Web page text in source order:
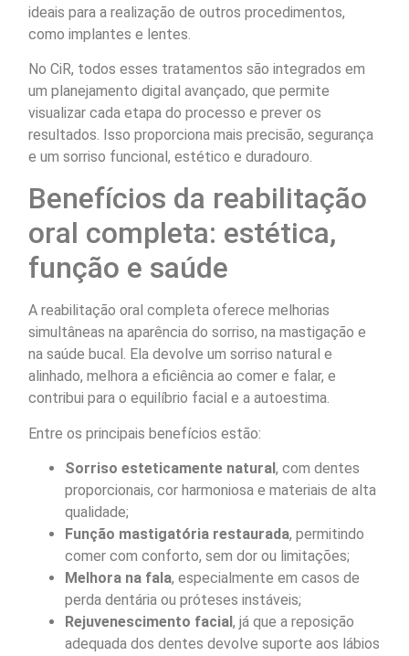
ideais para a realização de outros procedimentos,
como implantes e lentes.
No CiR, todos esses tratamentos são integrados em
um planejamento digital avançado, que permite
visualizar cada etapa do processo e prever os
resultados. Isso proporciona mais precisão, segurança
e um sorriso funcional, estético e duradouro.
Benefícios da reabilitação
oral completa: estética,
função e saúde
A reabilitação oral completa oferece melhorias
simultâneas na aparência do sorriso, na mastigação e
na saúde bucal. Ela devolve um sorriso natural e
alinhado, melhora a eficiência ao comer e falar, e
contribui para o equilíbrio facial e a autoestima.
Entre os principais benefícios estão:
Sorriso esteticamente natural, com dentes
proporcionais, cor harmoniosa e materiais de alta
qualidade;
Função mastigatória restaurada, permitindo
comer com conforto, sem dor ou limitações;
Melhora na fala, especialmente em casos de
perda dentária ou próteses instáveis;
Rejuvenescimento facial, já que a reposição
adequada dos dentes devolve suporte aos lábios